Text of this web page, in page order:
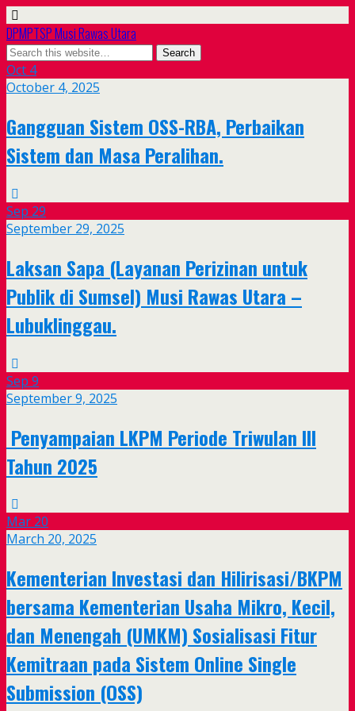
DPMPTSP Musi Rawas Utara
Oct 4
October 4, 2025
Gangguan Sistem OSS-RBA, Perbaikan
Sistem dan Masa Peralihan.
Sep 29
September 29, 2025
Laksan Sapa (Layanan Perizinan untuk
Publik di Sumsel) Musi Rawas Utara –
Lubuklinggau.
Sep 9
September 9, 2025
Penyampaian LKPM Periode Triwulan III
Tahun 2025
Mar 20
March 20, 2025
Kementerian Investasi dan Hilirisasi/BKPM
bersama Kementerian Usaha Mikro, Kecil,
dan Menengah (UMKM) Sosialisasi Fitur
Kemitraan pada Sistem Online Single
Submission (OSS)